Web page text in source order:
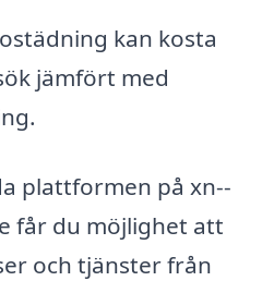
kan kosta
jämfört med
plattformen på xn--
får du möjlighet att
och tjänster från